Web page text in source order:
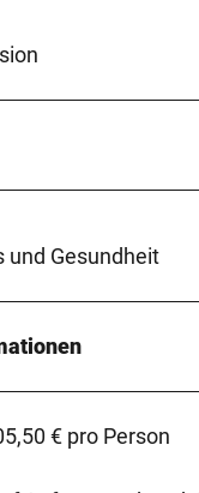
und Gesundheit
€ pro Person